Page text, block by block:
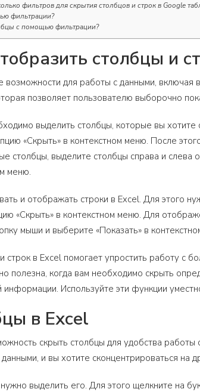
фильтров для скрытия столбцов и строк в Google
фильтрации?
с помощью фильтрации?
столбцы и
для работы с данными, включая
позволяет пользователю выборочно
выделить столбцы, которые вы
«Скрыть» в контекстном меню. После
столбцы, выделите столбцы справа и
меню.
и отображать строки в Excel. Для этого
«Скрыть» в контекстном меню. Для
мыши и выберите «Показать» в
в Excel помогает упростить работу с
полезна, когда вам необходимо скрыть
информации. Используйте эти функции
в Excel
скрыть столбцы для удобства
и вы хотите сконцентрироваться на
выделить его. Для этого щелкните на